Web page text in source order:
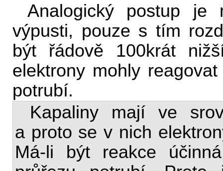
Analogický postup
výpusti, pouze s tím
být řádově 100krát
elektrony mohly
potrubí.
Kapaliny mají ve
a proto se v nich
Má-li být reakce